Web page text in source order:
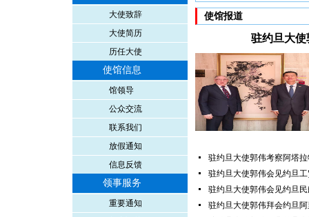
大使致辞
大使简历
历任大使
使馆信息
馆领导
公众交流
联系我们
放假通知
信息反馈
领事服务
重要通知
使馆报道
驻约旦大
驻约旦大使郭伟考察阿塔
驻约旦大使郭伟会见约旦
驻约旦大使郭伟会见约旦
驻约旦大使郭伟拜会约旦